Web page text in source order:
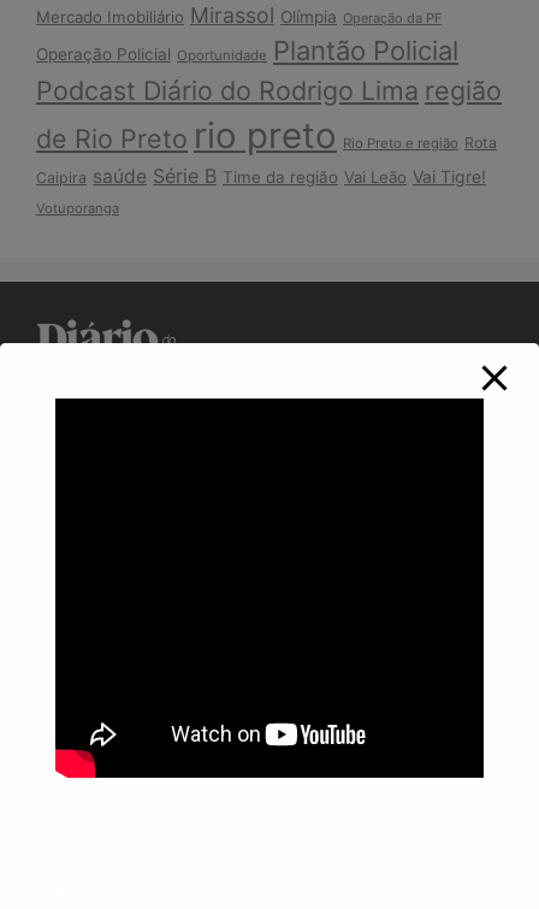
Mercado Imobiliário Mirassol Olímpia Operação da PF
Operação Policial Oportunidade Plantão Policial
Podcast Diário do Rodrigo Lima região
de Rio Preto rio preto Rio Preto e região Rota
Caipira saúde Série B Time da região Vai Leão Vai Tigre!
Votuporanga
WhatsApp: (17) 99268-0565